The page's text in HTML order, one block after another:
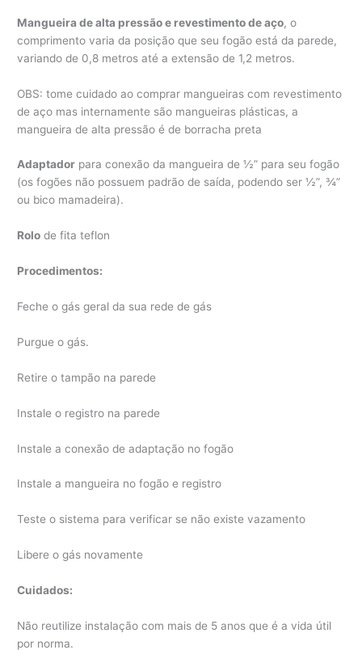
Mangueira de alta pressão e revestimento de aço, o
comprimento varia da posição que seu fogão está da parede,
variando de 0,8 metros até a extensão de 1,2 metros.
OBS: tome cuidado ao comprar mangueiras com revestimento
de aço mas internamente são mangueiras plásticas, a
mangueira de alta pressão é de borracha preta
Adaptador para conexão da mangueira de ½” para seu fogão
(os fogões não possuem padrão de saída, podendo ser ½”, ¾”
ou bico mamadeira).
Rolo de fita teflon
Procedimentos:
Feche o gás geral da sua rede de gás
Purgue o gás.
Retire o tampão na parede
Instale o registro na parede
Instale a conexão de adaptação no fogão
Instale a mangueira no fogão e registro
Teste o sistema para verificar se não existe vazamento
Libere o gás novamente
Cuidados:
Não reutilize instalação com mais de 5 anos que é a vida útil
por norma.